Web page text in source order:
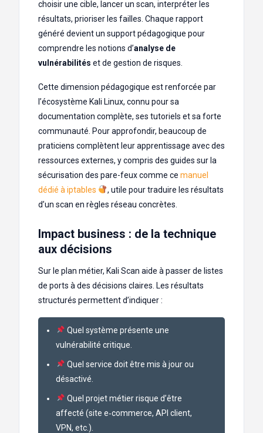
choisir une cible, lancer un scan, interpréter les
résultats, prioriser les failles. Chaque rapport
généré devient un support pédagogique pour
comprendre les notions d’analyse de
vulnérabilités et de gestion de risques.
Cette dimension pédagogique est renforcée par
l’écosystème Kali Linux, connu pour sa
documentation complète, ses tutoriels et sa forte
communauté. Pour approfondir, beaucoup de
praticiens complètent leur apprentissage avec des
ressources externes, y compris des guides sur la
sécurisation des pare-feux comme ce manuel
dédié à iptables
, utile pour traduire les résultats
d’un scan en règles réseau concrètes.
Impact business : de la technique
aux décisions
Sur le plan métier, Kali Scan aide à passer de listes
de ports à des décisions claires. Les résultats
structurés permettent d’indiquer :
Quel système présente une
vulnérabilité critique.
Quel service doit être mis à jour ou
désactivé.
Quel projet métier risque d’être
affecté (site e‑commerce, API client,
VPN, etc.).